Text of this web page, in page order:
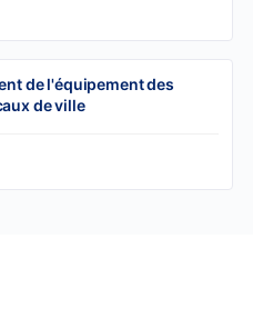
de l'équipement des
de ville